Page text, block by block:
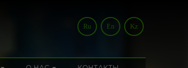
Ru En Kz